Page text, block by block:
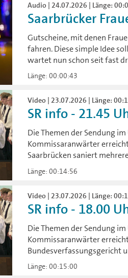
Audio | 24.07.2026 | Länge:
Saarbrücker
Gutscheine, mit denen
fahren. Diese simple Idee
wartet nun schon seit fast
Länge: 00:00:43
Video | 23.07.2026 | Länge:
SR info - 21.45
Die Themen der Sendung
Kommissaranwärter
Saarbrücken saniert
Länge: 00:14:56
Video | 23.07.2026 | Länge:
SR info - 18.00
Die Themen der Sendung
Kommissaranwärter
Bundesverfassungsgericht
Länge: 00:15:00